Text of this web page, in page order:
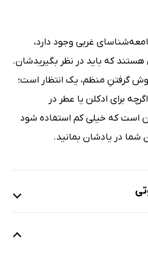
غربی وجود دارد،
هستند که باید در نظر بگیرید‌شان.
گرفتنِ منظم، یک انتظار است؛
برای ادکلن یا عطر در
است که خیلی کم استفاده شود
شما در یادشان بمانید.